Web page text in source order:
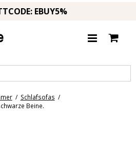
EBUY5%
/ Schlafsofas /
Beine.